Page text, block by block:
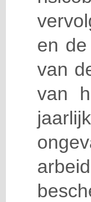
en
van
van